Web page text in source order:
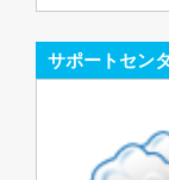
サポートセン